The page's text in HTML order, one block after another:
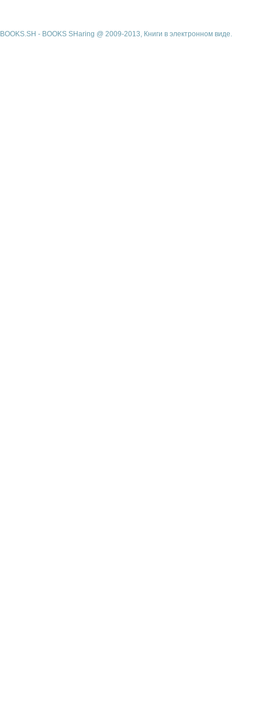
BOOKS.SH - BOOKS SHaring @ 2009-2013, Книги в электронном виде.